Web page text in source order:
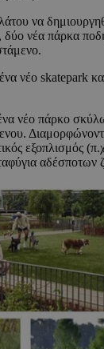
να
δύο νέα πάρκα
νέο skatepark
ένα νέο πάρκο
εξοπλισμός
αδέσποτων